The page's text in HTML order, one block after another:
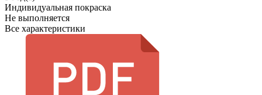
Индивидуальная покраска
Не выполняется
Все характеристики